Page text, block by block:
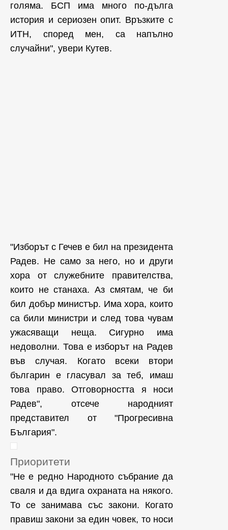
голяма. БСП има много по-дълга
история и сериозен опит. Връзките с
ИТН, според мен, са напълно
случайни", увери Кутев.
"Изборът с Гечев е бил на президента
Радев. Не само за него, но и други
хора от служебните правителства,
които не станаха. Аз смятам, че би
бил добър министър. Има хора, които
са били министри и след това чувам
ужасяващи неща. Сигурно има
недоволни. Това е изборът на Радев
във случая. Когато всеки втори
българин е гласувал за теб, имаш
това право. Отговорността я носи
Радев", отсече народният
представител от "Прогресивна
България".
Приоритети
"Не е редно Народното събрание да
сваля и да вдига охраната на някого.
То се занимава със закони. Когато
правиш закони за един човек, то носи